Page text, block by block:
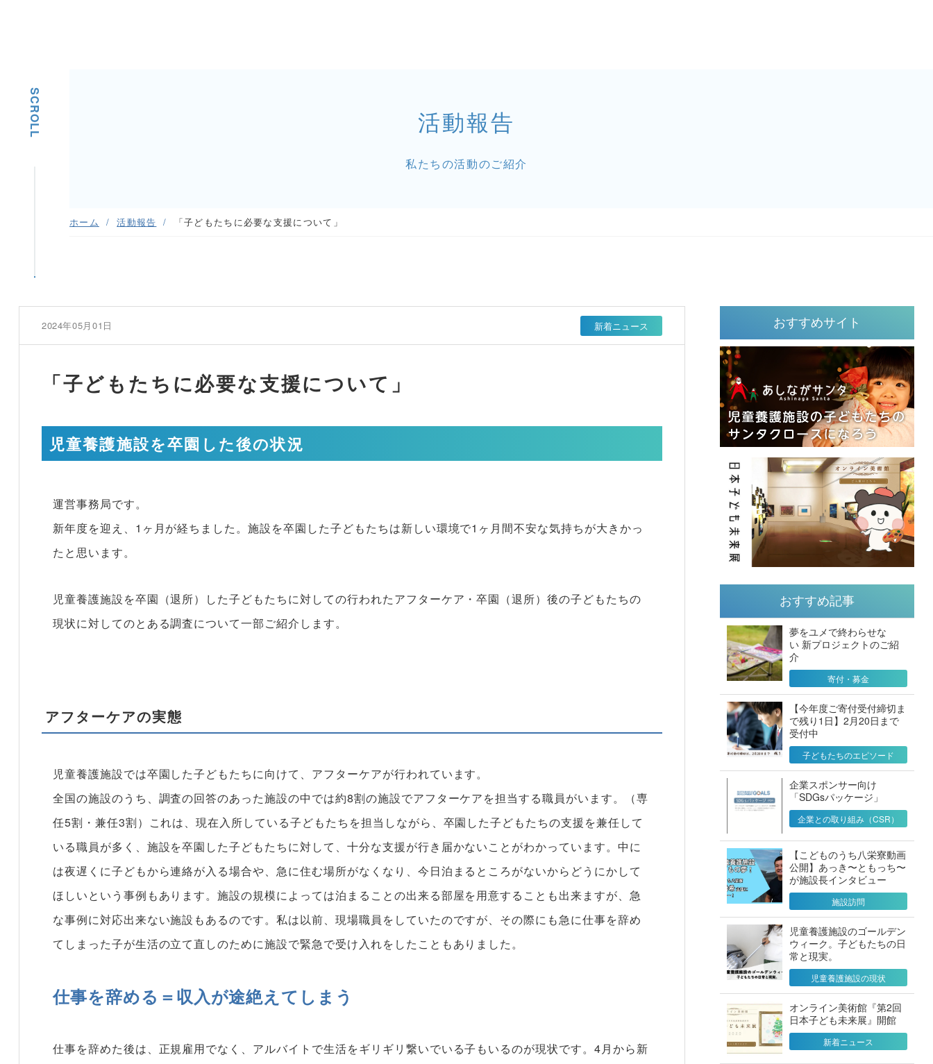
SCROLL 活動報告
私たちの活動のご紹介
ホーム 活動報告 「子どもたちに必要な支援について」
2024年05月01日 新着ニュース
「子どもたちに必要な支援について」
児童養護施設を卒園した後の状況
運営事務局です。
新年度を迎え、1ヶ月が経ちました。施設を卒園した子どもたちは新しい環境で1ヶ月間不安な気持ちが大きかっ
たと思います。
児童養護施設を卒園（退所）した子どもたちに対しての行われたアフターケア・卒園（退所）後の子どもたちの
現状に対してのとある調査について一部ご紹介します。
アフターケアの実態
児童養護施設では卒園した子どもたちに向けて、アフターケアが行われています。
全国の施設のうち、調査の回答のあった施設の中では約8割の施設でアフターケアを担当する職員がいます。（専
任5割・兼任3割）これは、現在入所している子どもたちを担当しながら、卒園した子どもたちの支援を兼任して
いる職員が多く、施設を卒園した子どもたちに対して、十分な支援が行き届かないことがわかっています。中に
は夜遅くに子どもから連絡が入る場合や、急に住む場所がなくなり、今日泊まるところがないからどうにかして
ほしいという事例もあります。施設の規模によっては泊まることの出来る部屋を用意することも出来ますが、急
な事例に対応出来ない施設もあるのです。私は以前、現場職員をしていたのですが、その際にも急に仕事を辞め
てしまった子が生活の立て直しのために施設で緊急で受け入れをしたこともありました。
仕事を辞める＝収入が途絶えてしまう
仕事を辞めた後は、正規雇用でなく、アルバイトで生活をギリギリ繋いでいる子もいるのが現状です。4月から新
おすすめサイト
おすすめ記事
夢をユメで終わらせな
い 新プロジェクトのご紹
介
寄付・募金
【今年度ご寄付受付締切ま
で残り1日】2月20日まで
受付中
子どもたちのエピソード
企業スポンサー向け
「SDGsパッケージ」
企業との取り組み（CSR）
【こどものうち八栄寮動画
公開】あっき〜ともっち〜
が施設長インタビュー
施設訪問
児童養護施設のゴールデン
ウィーク。子どもたちの日
常と現実。
児童養護施設の現状
オンライン美術館『第2回
日本子ども未来展』開館
新着ニュース